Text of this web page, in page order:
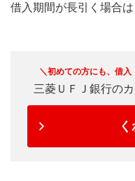
借入期間が長引く場合
＼初めての方にも、借
三菱ＵＦＪ銀行の